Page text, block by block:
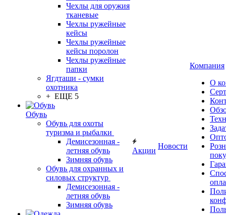
Чехлы для оружия
тканевые
Чехлы ружейные
кейсы
Чехлы ружейные
кейсы поролон
Чехлы ружейные
папки
Ягдташи - сумки
охотника
+ ЕЩЕ 5
Обувь
Обувь для охоты
туризма и рыбалки
Демисезонная -
летняя обувь
Зимняя обувь
Обувь для охранных и
силовых структур
Демисезонная -
летняя обувь
Зимняя обувь
Акции
Новости
Компания
О